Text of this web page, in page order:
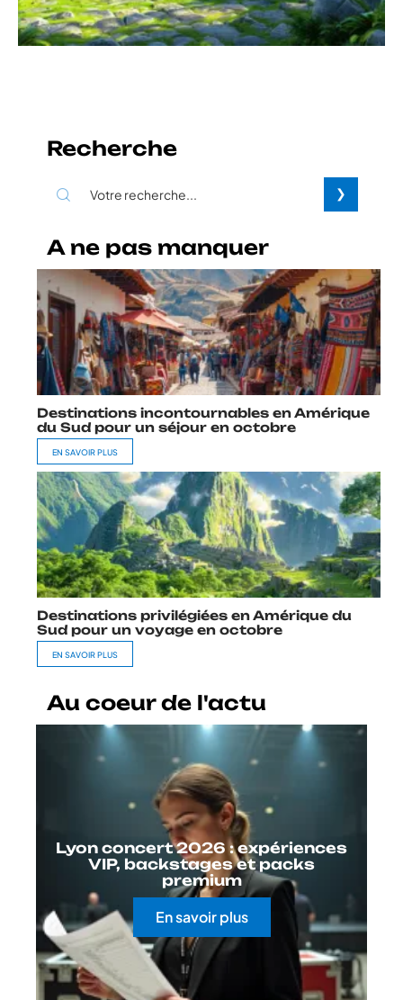
Recherche
A ne pas manquer
Destinations incontournables en Amérique
du Sud pour un séjour en octobre
EN SAVOIR PLUS
Destinations privilégiées en Amérique du
Sud pour un voyage en octobre
EN SAVOIR PLUS
Au coeur de l'actu
Lyon concert 2026 : expériences
VIP, backstages et packs
premium
En savoir plus